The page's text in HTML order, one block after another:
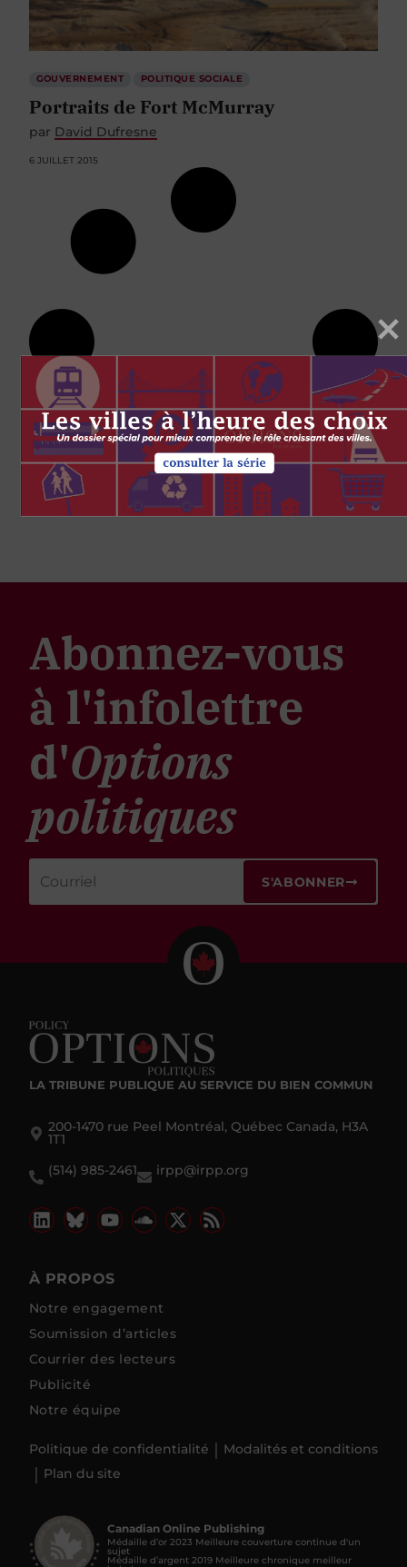
GOUVERNEMENT POLITIQUE SOCIALE
Portraits de Fort McMurray
par David Dufresne
6 JUILLET 2015
Abonnez-vous
à l'infolettre
d'Options
politiques
S'ABONNER
LA TRIBUNE PUBLIQUE AU SERVICE DU BIEN COMMUN
200-1470 rue Peel Montréal, Québec Canada, H3A
1T1
(514) 985-2461
irpp@irpp.org
À PROPOS
Notre engagement
Soumission d’articles
Courrier des lecteurs
Publicité
Notre équipe
Politique de confidentialité
Modalités et conditions
Plan du site
Canadian Online Publishing
Médaille d’or 2023 Meilleure couverture continue d'un
sujet
Médaille d’argent 2019 Meilleure chronique meilleur